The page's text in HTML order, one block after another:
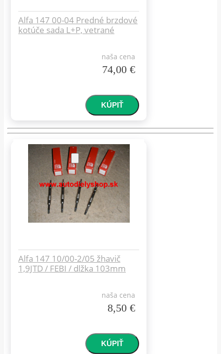
Alfa 147 00-04 Predné brzdové
kotúče sada L+P, vetrané
naša cena
74,00 €
Alfa 147 10/00-2/05 žhavič
1,9JTD / FEBI / dlžka 103mm
naša cena
8,50 €